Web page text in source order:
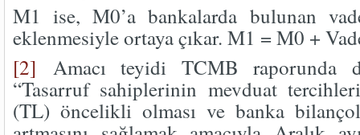
M1 ise, M0’a bankalarda bulunan
eklenmesiyle ortaya çıkar. M1 = M0 +
[2] Amacı teyidi TCMB raporunda
“Tasarruf sahiplerinin mevduat
(TL) öncelikli olması ve banka